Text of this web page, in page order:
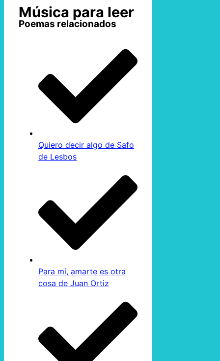
Música para leer
Poemas relacionados
Quiero decir algo de Safo
de Lesbos
Para mí, amarte es otra
cosa de Juan Ortiz